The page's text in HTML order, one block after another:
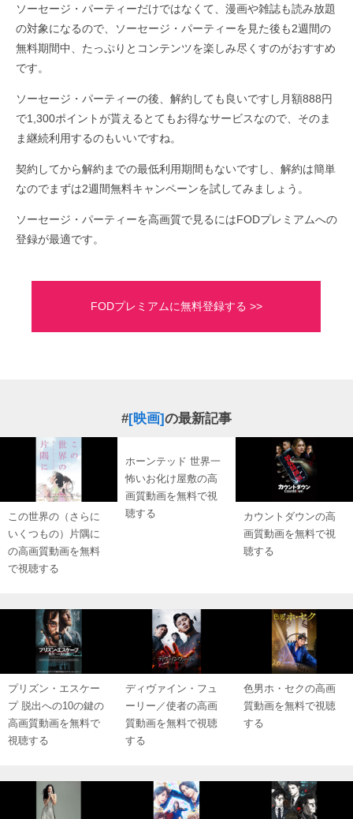
ソーセージ・パーティーだけではなくて、漫画や雑誌も読み放題
の対象になるので、ソーセージ・パーティーを見た後も2週間の
無料期間中、たっぷりとコンテンツを楽しみ尽くすのがおすすめ
です。
ソーセージ・パーティーの後、解約しても良いですし月額888円
で1,300ポイントが貰えるとてもお得なサービスなので、そのま
ま継続利用するのもいいですね。
契約してから解約までの最低利用期間もないですし、解約は簡単
なのでまずは2週間無料キャンペーンを試してみましょう。
ソーセージ・パーティーを高画質で見るにはFODプレミアムへの
登録が最適です。
FODプレミアムに無料登録する >>
#[映画]の最新記事
この世界の（さらに
いくつもの）片隅に
の高画質動画を無料
で視聴する
ホーンテッド 世界一
怖いお化け屋敷の高
画質動画を無料で視
聴する
カウントダウンの高
画質動画を無料で視
聴する
プリズン・エスケー
プ 脱出への10の鍵の
高画質動画を無料で
視聴する
ディヴァイン・フュ
ーリー／使者の高画
質動画を無料で視聴
する
色男ホ・セクの高画
質動画を無料で視聴
する